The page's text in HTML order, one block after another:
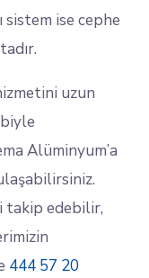
ise cephe
uzun
Alüminyum’a
takip edebilir,
444 57 20